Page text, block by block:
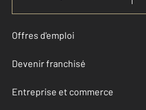
Offres d'emploi
Devenir franchisé
Entreprise et commerce